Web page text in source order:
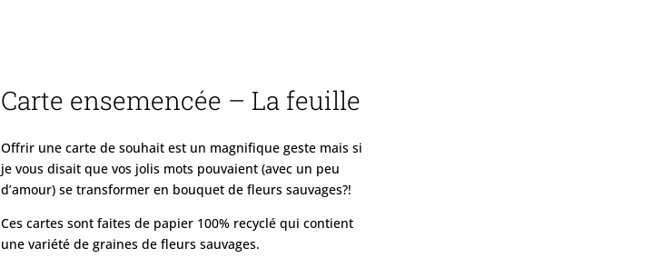
Carte ensemencée – La feuille
Offrir une carte de souhait est un magnifique geste mais si
je vous disait que vos jolis mots pouvaient (avec un peu
d’amour) se transformer en bouquet de fleurs sauvages?!
Ces cartes sont faites de papier 100% recyclé qui contient
une variété de graines de fleurs sauvages.